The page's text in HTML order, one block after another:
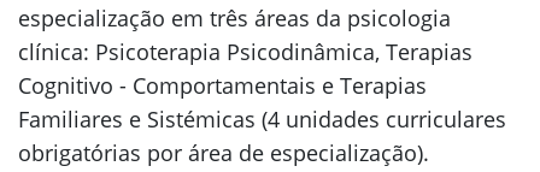
especialização em três áreas da psicologia
clínica: Psicoterapia Psicodinâmica, Terapias
Cognitivo - Comportamentais e Terapias
Familiares e Sistémicas (4 unidades curriculares
obrigatórias por área de especialização).